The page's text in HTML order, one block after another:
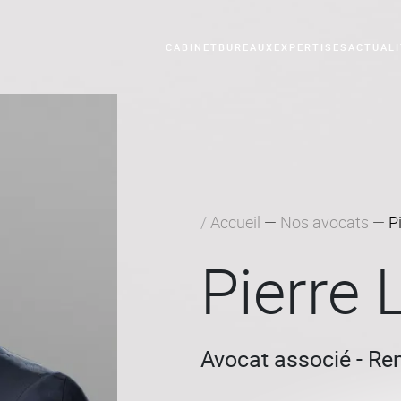
CABINET BUREAUX EXPERTISES
Accueil Nos avocats
Pierre
Avocat associé -